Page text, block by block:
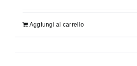
Aggiungi al carrello